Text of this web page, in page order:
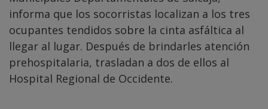
informa que los socorristas localizan a los tres
ocupantes tendidos sobre la cinta asfáltica al
llegar al lugar. Después de brindarles atención
prehospitalaria, trasladan a dos de ellos al
Hospital Regional de Occidente.